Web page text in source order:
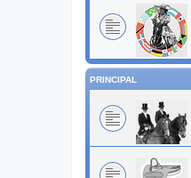
PRINCIPAL